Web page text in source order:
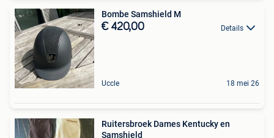
Bombe Samshield M
€ 420,00 Details
Uccle 18 mei 26
Ruitersbroek Dames Kentucky en
Samshield